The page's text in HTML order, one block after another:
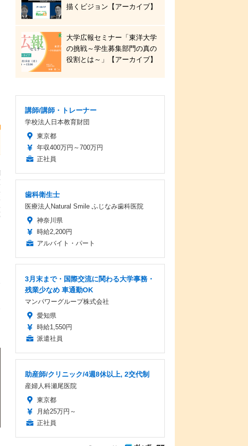
描くビジョン【アーカイブ】
大学広報セミナー「東洋大学
の挑戦～学生募集部門の真の
役割とは～」【アーカイブ】
講師/講師・トレーナー
学校法人日本教育財団
東京都
年収400万円～700万円
正社員
歯科衛生士
医療法人Natural Smile ふじなみ歯科医院
神奈川県
時給2,200円
アルバイト・パート
3月末まで・国際交流に関わる大学事務・
残業少なめ 車通勤OK
マンパワーグループ株式会社
愛知県
時給1,550円
派遣社員
助産師/クリニック/4週8休以上, 2交代制
産婦人科瀬尾医院
東京都
月給25万円～
正社員